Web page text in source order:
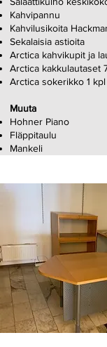
Kahvipannu
Kahvilusikoita
Sekalaisia astioita
Arctica kahvikupit ja
Arctica kakkulautaset
Arctica sokerikko 1 kpl
Muuta
Hohner Piano
Fläppitaulu
Mankeli